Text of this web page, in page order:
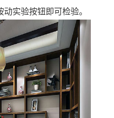
实验按钮即可检验。